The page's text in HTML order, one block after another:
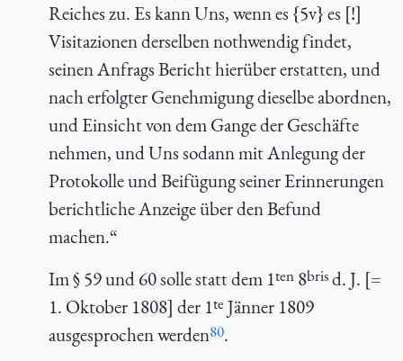
Reiches zu. Es kann Uns, wenn es {5v} es [!]
Visitazionen derselben nothwendig findet,
seinen Anfrags Bericht hierüber erstatten, und
nach erfolgter Genehmigung dieselbe abordnen,
und Einsicht von dem Gange der Geschäfte
nehmen, und Uns sodann mit Anlegung der
Protokolle und Beifügung seiner Erinnerungen
berichtliche Anzeige über den Befund
machen.“
Im § 59 und 60 solle statt dem 1ten8brisd. J. [=
1. Oktober 1808] der 1te Jänner 1809
ausgesprochen werden80.